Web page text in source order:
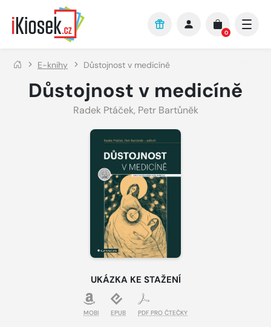
Přejít na hlavní obsah
0
E-knihy Důstojnost v medicíně
Důstojnost v medicíně
Radek Ptáček, Petr Bartůněk
UKÁZKA KE STAŽENÍ
MOBI EPUB PDF PRO ČTEČKY